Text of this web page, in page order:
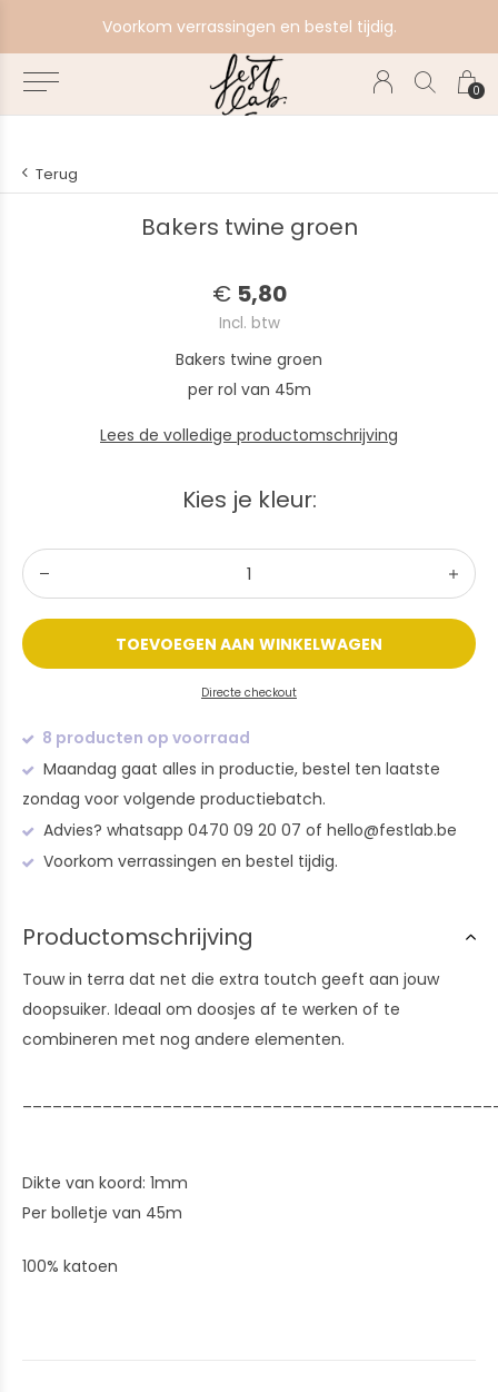
0
Voorkom verrassingen en bestel tijdig.
Terug
Bakers twine groen
€ 5,80
Incl. btw
Bakers twine groen
per rol van 45m
Lees de volledige productomschrijving
Kies je kleur:
TOEVOEGEN AAN WINKELWAGEN
Directe checkout
8 producten op voorraad
Maandag gaat alles in productie, bestel ten laatste
zondag voor volgende productiebatch.
Advies? whatsapp 0470 09 20 07 of hello@festlab.be
Voorkom verrassingen en bestel tijdig.
Productomschrijving
Touw in terra dat net die extra toutch geeft aan jouw
doopsuiker. Ideaal om doosjes af te werken of te
combineren met nog andere elementen.
Dikte van koord: 1mm
Per bolletje van 45m
100% katoen